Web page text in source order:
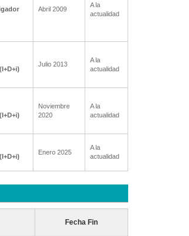
Abril 2009
A la
actualidad
Julio 2013
A la
actualidad
Noviembre
2020
A la
actualidad
Enero 2025
A la
actualidad
Fecha Fin